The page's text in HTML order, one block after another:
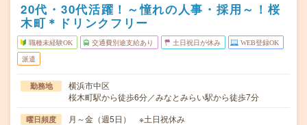
20代・30代活躍！～憧れの人事・採用～！桜
木町＊ドリンクフリー
職種未経験OK 交通費別途支給あり 土日祝日が休み WEB登録OK
派遣
勤務地
横浜市中区
桜木町駅から徒歩6分／みなとみらい駅から徒歩7分
曜日頻度 月～金（週5日） ※土日祝休み